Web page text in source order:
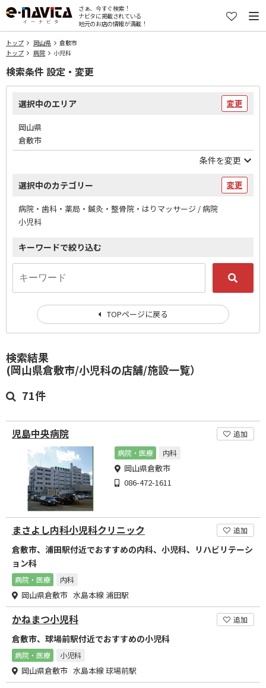
さぁ、今すぐ検索！
ナビタに掲載されている
地元のお店の情報が満載！
トップ 岡山県
倉敷市
トップ
病院 小児科
検索結果
(岡山県倉敷市/小児科の店舗/施設一覧）
71件
児島中央病院
追加
病院・医療
内科
岡山県倉敷市
086-472-1611
まさよし内科小児科クリニック 追加
倉敷市、浦田駅付近でおすすめの内科、小児科、リハビリテーシ
ョン科
病院・医療 内科
岡山県倉敷市 水島本線 浦田駅
かねまつ小児科 追加
倉敷市、球場前駅付近でおすすめの小児科
病院・医療 小児科
岡山県倉敷市 水島本線 球場前駅
検索条件 設定・変更
選択中のエリア 変更
岡山県
倉敷市
条件を変更
選択中のカテゴリー 変更
病院・歯科・薬局・鍼灸・整骨院・はりマッサージ / 病院
小児科
キーワードで絞り込む
TOPページに戻る